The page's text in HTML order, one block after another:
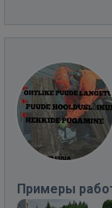
Примеры